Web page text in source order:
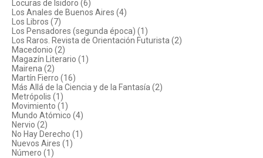
Locuras de Isidoro (6)
Los Anales de Buenos Aires (4)
Los Libros (7)
Los Pensadores (segunda época) (1)
Los Raros. Revista de Orientación Futurista (2)
Macedonio (2)
Magazín Literario (1)
Mairena (2)
Martín Fierro (16)
Más Allá de la Ciencia y de la Fantasía (2)
Metrópolis (1)
Movimiento (1)
Mundo Atómico (4)
Nervio (2)
No Hay Derecho (1)
Nuevos Aires (1)
Número (1)